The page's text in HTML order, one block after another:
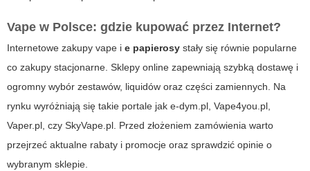
Vape w Polsce: gdzie kupować przez Internet?
Internetowe zakupy vape i e papierosy stały się równie popularne
co zakupy stacjonarne. Sklepy online zapewniają szybką dostawę i
ogromny wybór zestawów, liquidów oraz części zamiennych. Na
rynku wyróżniają się takie portale jak e-dym.pl, Vape4you.pl,
Vaper.pl, czy SkyVape.pl. Przed złożeniem zamówienia warto
przejrzeć aktualne rabaty i promocje oraz sprawdzić opinie o
wybranym sklepie.